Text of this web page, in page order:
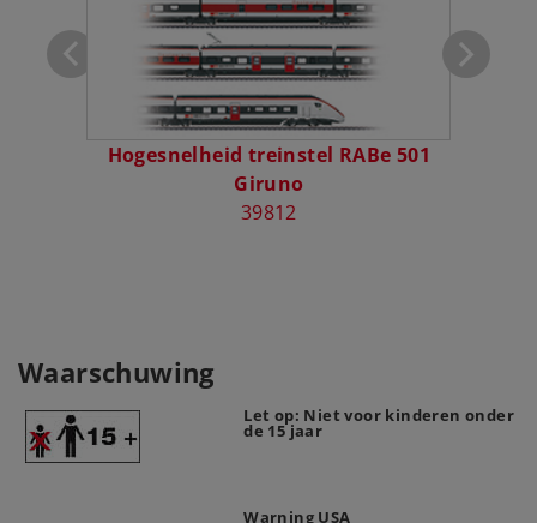
Hogesnelheid treinstel RABe 501
Giruno
39812
Waarschuwing
Let op: Niet voor kinderen onder
de 15 jaar
Warning USA